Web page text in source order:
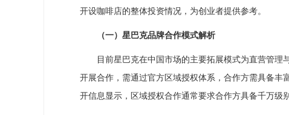
开设咖啡店的整体投资情况，为创业者提供参考。
（一）星巴克品牌合作模式解析
目前星巴克在中国市场的主要拓展模式为直营管理
开展合作，需通过官方区域授权体系，合作方需具备
开信息显示，区域授权合作通常要求合作方具备千万级